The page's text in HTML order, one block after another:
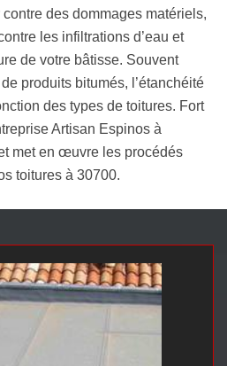
des dommages matériels,
les infiltrations d’eau et
de votre bâtisse. Souvent
produits bitumés, l’étanchéité
des types de toitures. Fort
Artisan Espinos à
met en œuvre les procédés
toitures à 30700.